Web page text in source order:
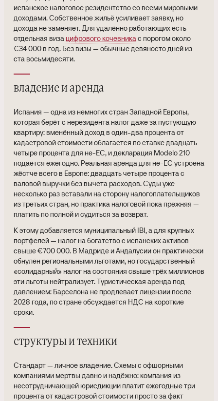
испанское налоговое резидентство со всеми мировыми
доходами. Собственное жильё усиливает заявку, но
дохода не заменяет. Для удалённо работающих есть
отдельная виза цифрового кочевникас порогом около
€34 000 в год. Без визы — обычные девяносто дней из
ста восьмидесяти.
владение и аренда
Испания — одна из немногих стран Западной Европы,
которая берёт с нерезидента налог даже за пустующую
квартиру: вменённый доход в один-два процента от
кадастровой стоимости облагается по ставке двадцать
четыре процента для не-ЕС, и декларация Modelo 210
подаётся ежегодно. Реальная аренда для не-ЕС устроена
жёстче всего в Европе: двадцать четыре процента с
валовой выручки без вычета расходов. Суды уже
несколько раз вставали на сторону налогоплательщиков
из третьих стран, но практика налоговой пока прежняя —
платить по полной и судиться за возврат.
К этому добавляется муниципальный IBI, а для крупных
портфелей — налог на богатство с испанских активов
свыше €700 000. В Мадриде и Андалусии он практически
обнулён региональными льготами, но государственный
«солидарный» налог на состояния свыше трёх миллионов
эти льготы нейтрализует. Туристическая аренда под
давлением: Барселона не продлевает лицензии после
2028 года, по стране обсуждается НДС на короткие
сроки.
структуры и техники
Стандарт — личное владение. Схемы с офшорными
компаниями мертвы давно и надёжно: компания из
несотрудничающей юрисдикции платит ежегодные три
процента от кадастровой стоимости просто за факт